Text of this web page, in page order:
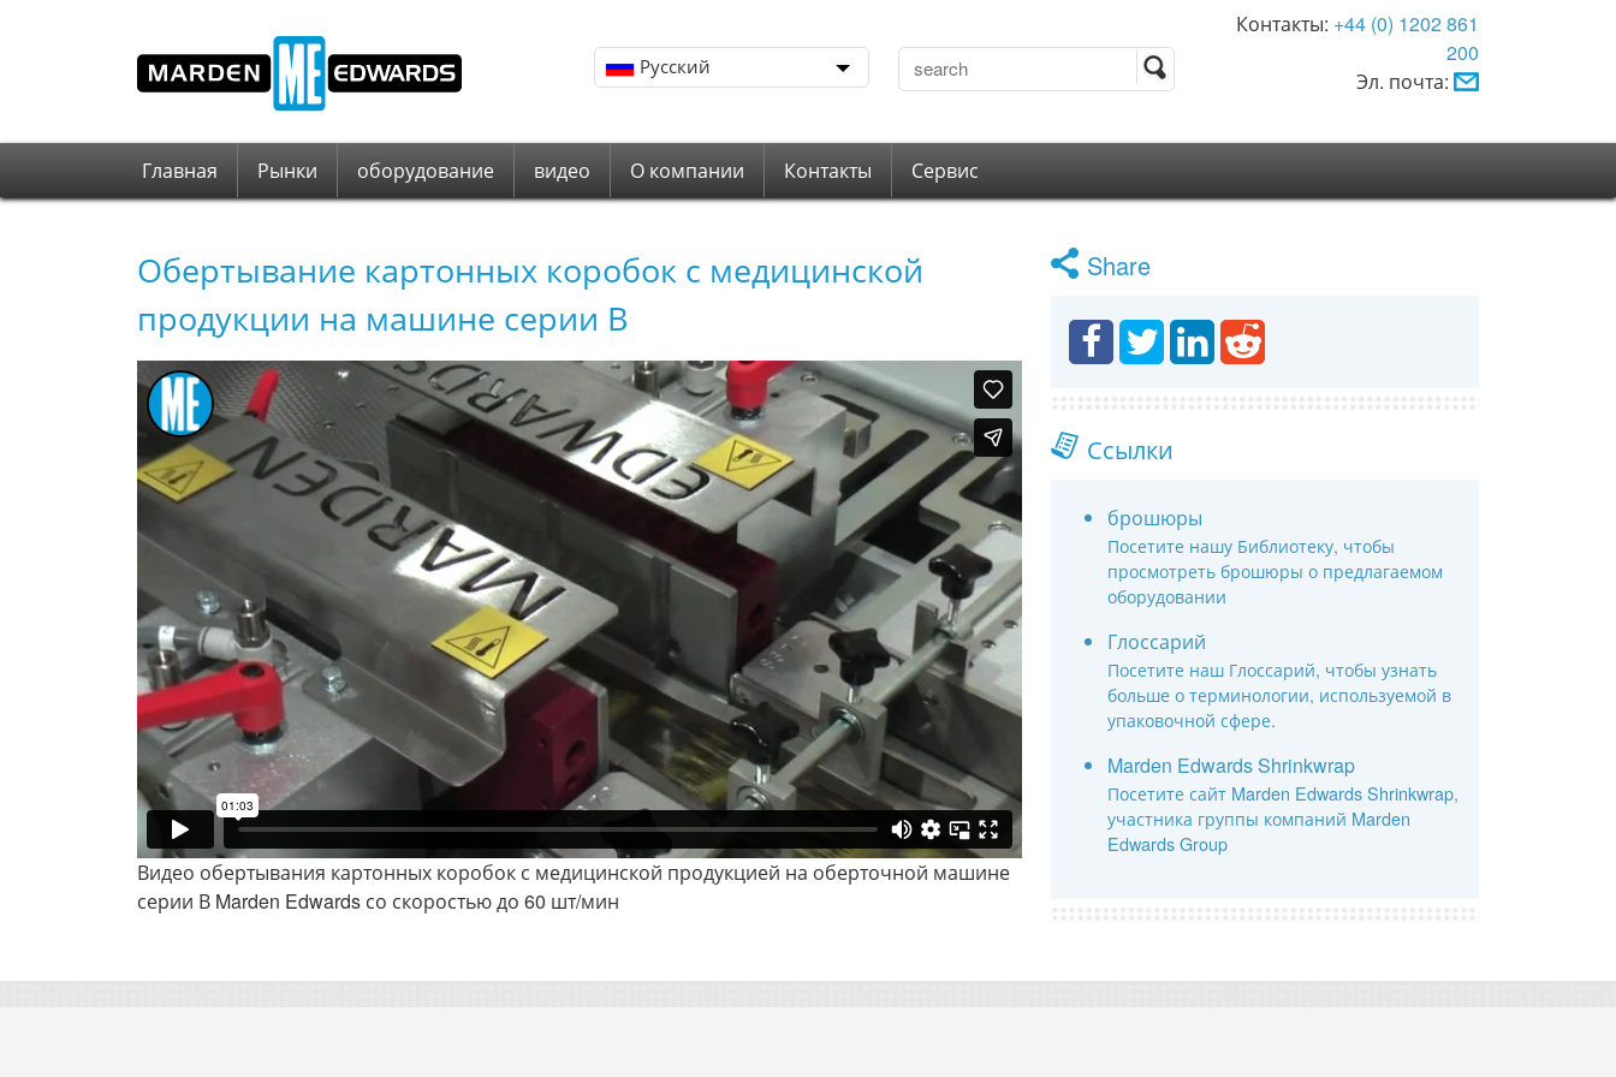
Русский
Контакты: +44 (0) 1202 861
200
Эл. почта:
Главная Рынки оборудование видео О компании Контакты Сервис
Обертывание картонных коробок с медицинской
продукции на машине серии В
Видео обертывания картонных коробок с медицинской продукцией на оберточной машине
серии В Marden Edwards со скоростью до 60 шт/мин
Share
Ссылки
брошюры
Посетите нашу Библиотеку, чтобы
просмотреть брошюры о предлагаемом
оборудовании
Глоссарий
Посетите наш Глоссарий, чтобы узнать
больше о терминологии, используемой в
упаковочной сфере.
Marden Edwards Shrinkwrap
Посетите сайт Marden Edwards Shrinkwrap,
участника группы компаний Marden
Edwards Group